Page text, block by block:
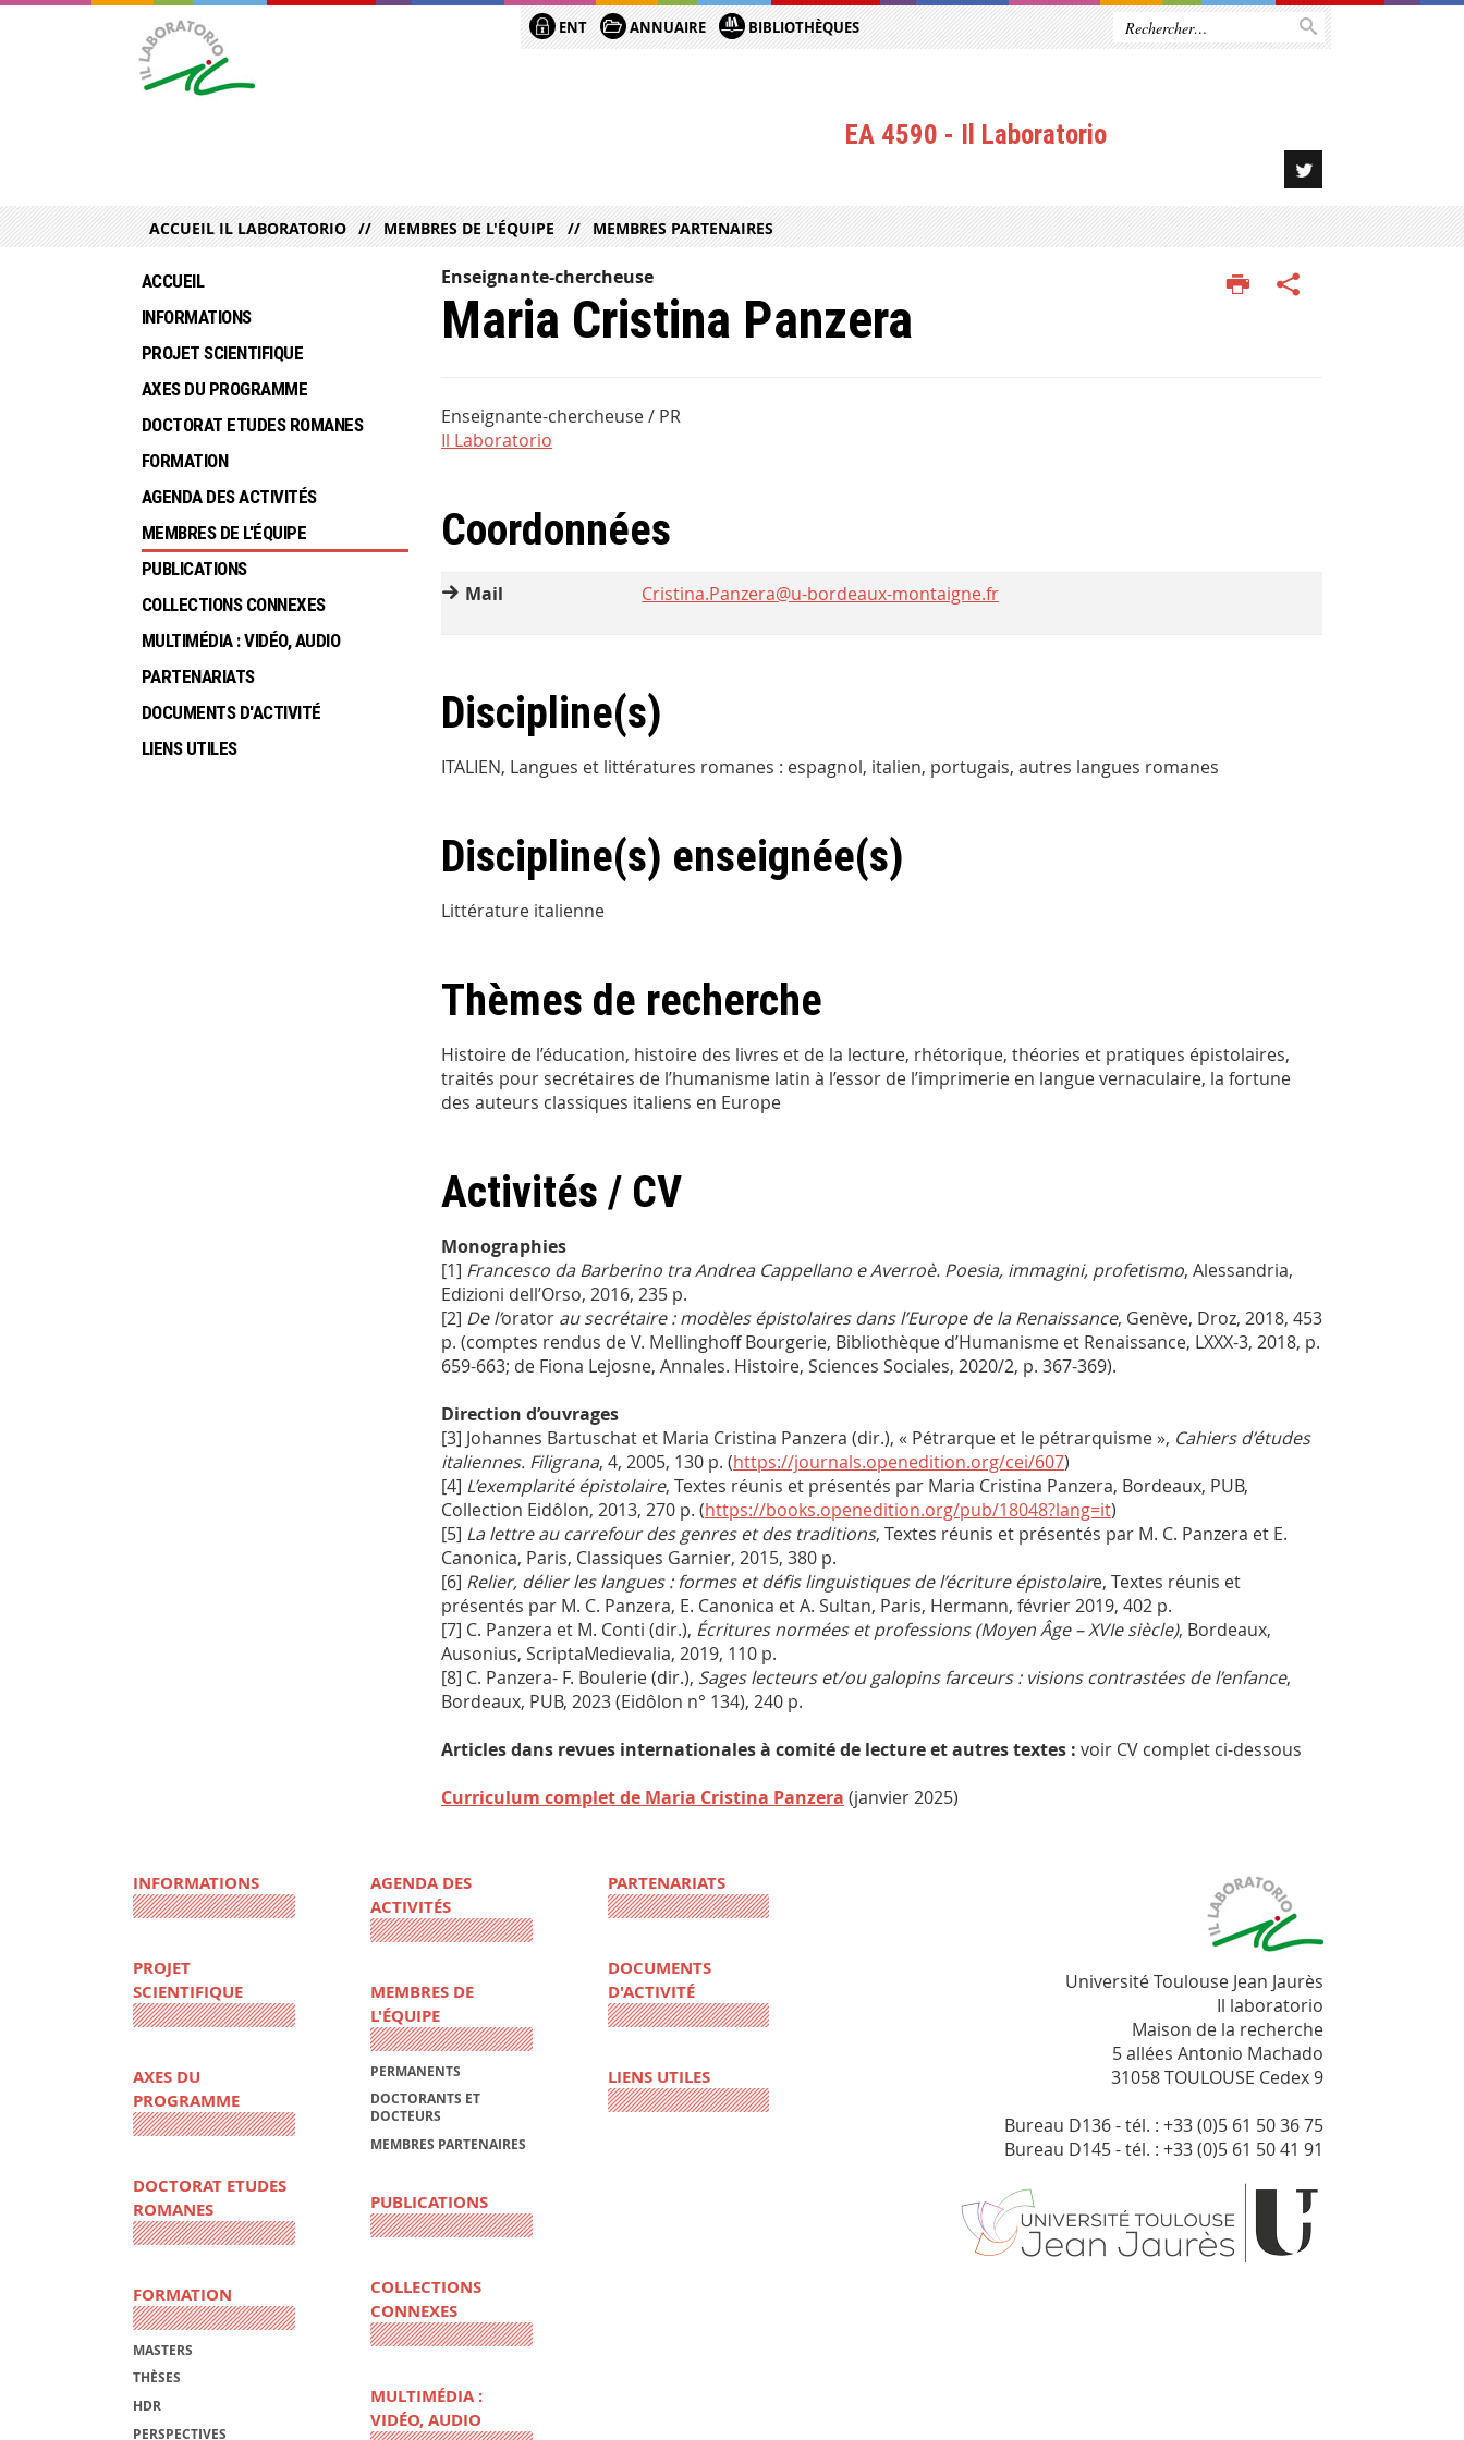
ENT ANNUAIRE BIBLIOTHÈQUES
EA 4590 - Il Laboratorio
ACCUEIL IL LABORATORIO MEMBRES DE L'ÉQUIPE MEMBRES PARTENAIRES
Enseignante-chercheuse
Maria Cristina Panzera
Enseignante-chercheuse / PR
Il Laboratorio
Coordonnées
Mail Cristina.Panzera@u-bordeaux-montaigne.fr
Discipline(s)
ITALIEN, Langues et littératures romanes : espagnol, italien, portugais, autres langues romanes
Discipline(s) enseignée(s)
Littérature italienne
Thèmes de recherche
Histoire de l’éducation, histoire des livres et de la lecture, rhétorique, théories et pratiques épistolaires,
traités pour secrétaires de l’humanisme latin à l’essor de l’imprimerie en langue vernaculaire, la fortune
des auteurs classiques italiens en Europe
Activités / CV
Monographies
[1] Francesco da Barberino tra Andrea Cappellano e Averroè. Poesia, immagini, profetismo, Alessandria,
Edizioni dell’Orso, 2016, 235 p.
[2] De l’orator au secrétaire : modèles épistolaires dans l’Europe de la Renaissance, Genève, Droz, 2018, 453
p. (comptes rendus de V. Mellinghoff Bourgerie, Bibliothèque d’Humanisme et Renaissance, LXXX-3, 2018, p.
659-663; de Fiona Lejosne, Annales. Histoire, Sciences Sociales, 2020/2, p. 367-369).
Direction d’ouvrages
[3] Johannes Bartuschat et Maria Cristina Panzera (dir.), « Pétrarque et le pétrarquisme », Cahiers d’études
italiennes. Filigrana, 4, 2005, 130 p. (https://journals.openedition.org/cei/607)
[4] L’exemplarité épistolaire, Textes réunis et présentés par Maria Cristina Panzera, Bordeaux, PUB,
Collection Eidôlon, 2013, 270 p. (https://books.openedition.org/pub/18048?lang=it)
[5] La lettre au carrefour des genres et des traditions, Textes réunis et présentés par M. C. Panzera et E.
Canonica, Paris, Classiques Garnier, 2015, 380 p.
[6] Relier, délier les langues : formes et défis linguistiques de l’écriture épistolaire, Textes réunis et
présentés par M. C. Panzera, E. Canonica et A. Sultan, Paris, Hermann, février 2019, 402 p.
[7] C. Panzera et M. Conti (dir.), Écritures normées et professions (Moyen Âge – XVIe siècle), Bordeaux,
Ausonius, ScriptaMedievalia, 2019, 110 p.
[8] C. Panzera- F. Boulerie (dir.), Sages lecteurs et/ou galopins farceurs : visions contrastées de l’enfance,
Bordeaux, PUB, 2023 (Eidôlon n° 134), 240 p.
Articles dans revues internationales à comité de lecture et autres textes : voir CV complet ci-dessous
Curriculum complet de Maria Cristina Panzera (janvier 2025)
ACCUEIL
INFORMATIONS
PROJET SCIENTIFIQUE
AXES DU PROGRAMME
DOCTORAT ETUDES ROMANES
FORMATION
AGENDA DES ACTIVITÉS
MEMBRES DE L'ÉQUIPE
PUBLICATIONS
COLLECTIONS CONNEXES
MULTIMÉDIA : VIDÉO, AUDIO
PARTENARIATS
DOCUMENTS D'ACTIVITÉ
LIENS UTILES
INFORMATIONS
PROJET
SCIENTIFIQUE
AXES DU
PROGRAMME
DOCTORAT ETUDES
ROMANES
FORMATION
MASTERS
THÈSES
HDR
PERSPECTIVES
AGENDA DES
ACTIVITÉS
MEMBRES DE
L'ÉQUIPE
PERMANENTS
DOCTORANTS ET
DOCTEURS
MEMBRES PARTENAIRES
PUBLICATIONS
COLLECTIONS
CONNEXES
MULTIMÉDIA :
VIDÉO, AUDIO
PARTENARIATS
DOCUMENTS
D'ACTIVITÉ
LIENS UTILES
Université Toulouse Jean Jaurès
Il laboratorio
Maison de la recherche
5 allées Antonio Machado
31058 TOULOUSE Cedex 9
Bureau D136 - tél. : +33 (0)5 61 50 36 75
Bureau D145 - tél. : +33 (0)5 61 50 41 91